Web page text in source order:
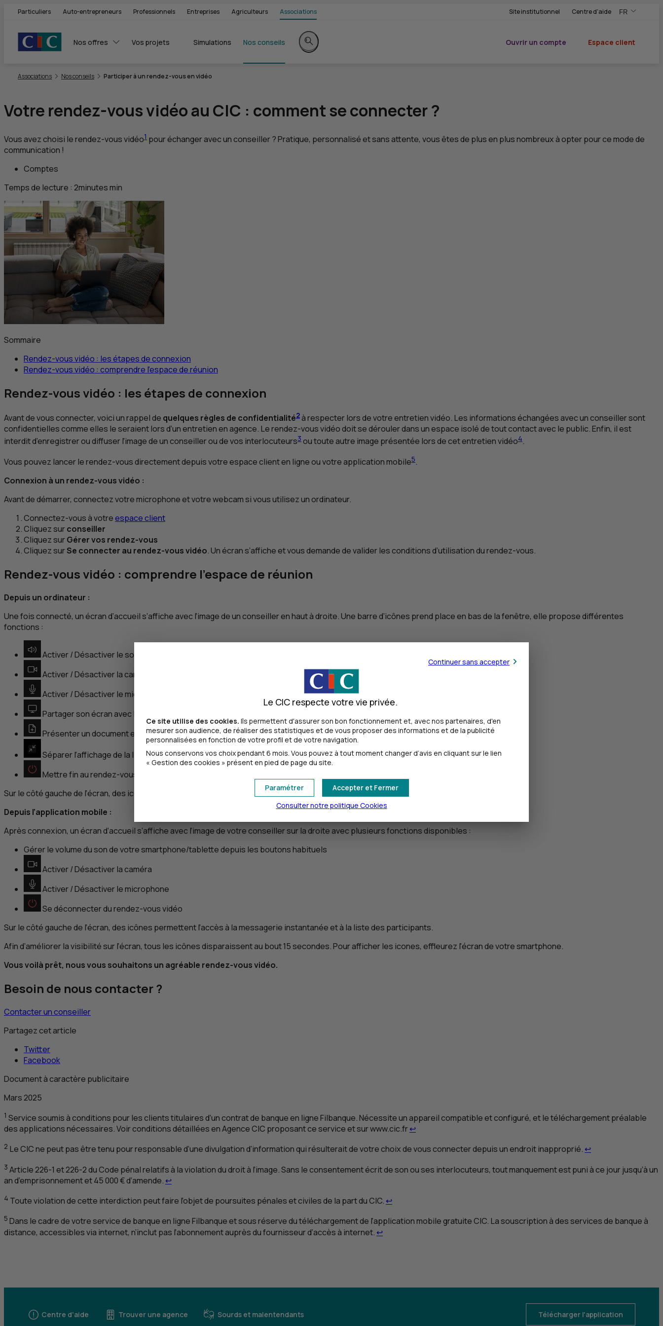
Particuliers Auto-entrepreneurs Professionnels Entreprises Agriculteurs Associations Site institutionnel Centre d'aide FR
,Version
,Changer de
Nos offres Vos projets Simulations Nos conseils
Rechercher sur le site
Ouvrir un compte
Espace client
Associations Nos conseils Participer à un rendez-vous en vidéo
Votre rendez-vous vidéo au CIC : comment se connecter ?
Vous avez choisi le rendez-vous vidéo1 pour échanger avec un conseiller ? Pratique, personnalisé et sans attente, vous êtes de plus en plus nombreux à opter pour ce mode de
communication !
Comptes
Temps de lecture : 2minutesmin
Sommaire
Rendez-vous vidéo : les étapes de connexion
Rendez-vous vidéo : comprendre l’espace de réunion
Rendez-vous vidéo : les étapes de connexion
Avant de vous connecter, voici un rappel de quelques règles de confidentialité2à respecter lors de votre entretien vidéo. Les informations échangées avec un conseiller sont
confidentielles comme elles le seraient lors d’un entretien en agence. Le rendez-vous vidéo doit se dérouler dans un espace isolé de tout contact avec le public. Enfin, il est
interdit d’enregistrer ou diffuser l’image de un conseiller ou de vos interlocuteurs3 ou toute autre image présentée lors de cet entretien vidéo4.
Vous pouvez lancer le rendez-vous directement depuis votre espace client en ligne ou votre application mobile5.
Connexion à un rendez-vous vidéo :
Avant de démarrer, connectez votre microphone et votre webcam si vous utilisez un ordinateur.
Connectez-vous à votreespace client
Cliquez surconseiller
Cliquez surGérer vos rendez-vous
Cliquez surSe connecter au rendez-vous vidéo. Un écran s’affiche et vous demande de valider les conditions d’utilisation du rendez-vous.
Rendez-vous vidéo : comprendre l’espace de réunion
Depuis un ordinateur :
Une fois connecté, un écran d’accueil s’affiche avec l’image de un conseiller en haut à droite. Une barre d’icônes prend place en bas de la fenêtre, elle propose différentes
fonctions :
Activer / Désactiver le son
Activer / Désactiver la caméra
Activer / Désactiver le microphone
Partager son écran avec le conseiller
Présenter un document enregistré sur votre ordinateur avec mon conseiller
Séparer l’affichage de la liste des participants (si vous utilisez au moins 2 écrans)
Mettre fin au rendez-vous vidéo
Sur le côté gauche de l’écran, des icônes permettent l’accès à la messagerie instantanée et à la liste des participants.
Depuis l’application mobile :
Après connexion, un écran d’accueil s’affiche avec l’image de votre conseiller sur la droite avec plusieurs fonctions disponibles :
Gérer le volume du son de votre smartphone/tablette depuis les boutons habituels
Activer / Désactiver la caméra
Activer / Désactiver le microphone
Se déconnecter du rendez-vous vidéo
Sur le côté gauche de l’écran, des icônes permettent l’accès à la messagerie instantanée et à la liste des participants.
Afin d’améliorer la visibilité sur l’écran, tous les icônes disparaissent au bout 15 secondes. Pour afficher les icones, effleurez l'écran de votre smartphone.
Vous voilà prêt, nous vous souhaitons un agréable rendez-vous vidéo.
Besoin de nous contacter ?
Contacter un conseiller
Partagez cet article
Twitter
Facebook
Document à caractère publicitaire
Mars 2025
1 Service soumis à conditions pour les clients titulaires d’un contrat de banque en ligne Filbanque. Nécessite un appareil compatible et configuré, et le téléchargement préalable
des applications nécessaires. Voir conditions détaillées en AgenceCIC proposant ce service et sur www.cic.fr↩Retour au renvoi 1
2 LeCICne peut pas être tenu pour responsable d’une divulgation d’information qui résulterait de votre choix de vous connecter depuis un endroit inapproprié. ↩Retour au renvoi 2
3 Article 226-1 et 226-2 du Code pénal relatifs à la violation du droit à l’image. Sans le consentement écrit de son ou ses interlocuteurs, tout manquement est puni à ce jour jusqu’à un
an d’emprisonnement et 45 000 € d’amende. ↩Retour au renvoi 3
4 Toute violation de cette interdiction peut faire l’objet de poursuites pénales et civiles de la part duCIC. ↩Retour au renvoi 4
5 Dans le cadre de votre service de banque en ligne Filbanque et sous réserve du téléchargement de l’application mobile gratuiteCIC. La souscription à des services de banque à
distance, accessibles via internet, n’inclut pas l’abonnement auprès du fournisseur d’accès à internet. ↩Retour au renvoi 5
Centre d'aide Trouver une agence Sourds et malentendants Télécharger l'application
Continuer sans accepter
Le CIC respecte votre vie privée.
Ce site utilise des cookies. Ils permettent d'assurer son bon fonctionnement et, avec nos partenaires, d'en
mesurer son audience, de réaliser des statistiques et de vous proposer des informations et de la publicité
personnalisées en fonction de votre profil et de votre navigation.
Nous conservons vos choix pendant 6 mois. Vous pouvez à tout moment changer d’avis en cliquant sur le lien
« Gestion des cookies » présent en pied de page du site.
Accepter et Fermer
Paramétrer
Consulter notre politique Cookies